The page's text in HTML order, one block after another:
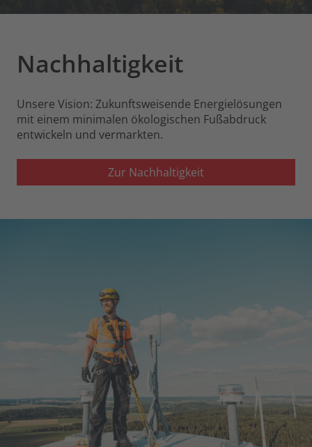
Nachhaltigkeit
Unsere Vision: Zukunftsweisende Energielösungen
mit einem minimalen ökologischen Fußabdruck
entwickeln und vermarkten.
Zur Nachhaltigkeit